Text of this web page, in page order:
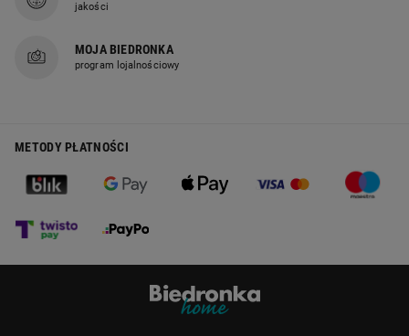
jakości
MOJA BIEDRONKA
program lojalnościowy
METODY PŁATNOŚCI